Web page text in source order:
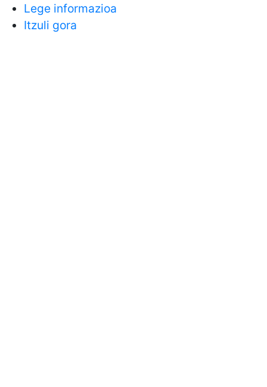
Lege informazioa
Itzuli gora